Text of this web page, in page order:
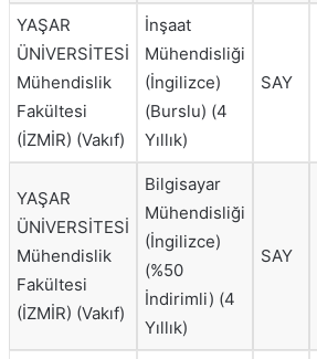
YAŞAR
ÜNİVERSİTESİ
Mühendislik
Fakültesi
(İZMİR) (Vakıf)
İnşaat
Mühendisliği
(İngilizce)
(Burslu) (4
Yıllık)
SAY
YAŞAR
ÜNİVERSİTESİ
Mühendislik
Fakültesi
(İZMİR) (Vakıf)
Bilgisayar
Mühendisliği
(İngilizce)
(%50
İndirimli) (4
Yıllık)
SAY